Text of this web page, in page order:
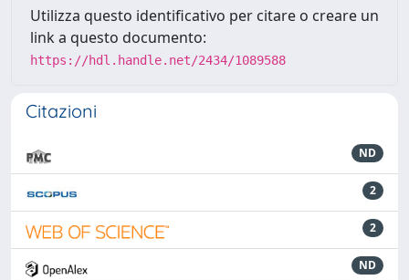
Utilizza questo identificativo per citare o creare un
link a questo documento:
https://hdl.handle.net/2434/1089588
Citazioni
ND
2
2
ND